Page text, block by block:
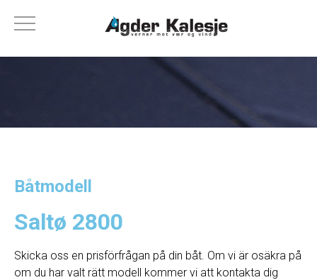
Båtmodell
Saltø 2800
Skicka oss en prisförfrågan på din båt. Om vi ​​är osäkra på
om du har valt rätt modell kommer vi att kontakta dig